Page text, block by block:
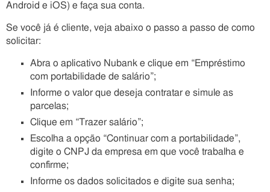
Android e iOS) e faça sua conta.
Se você já é cliente, veja abaixo o passo a passo de como
solicitar:
Abra o aplicativo Nubank e clique em “Empréstimo
com portabilidade de salário”;
Informe o valor que deseja contratar e simule as
parcelas;
Clique em “Trazer salário”;
Escolha a opção “Continuar com a portabilidade”,
digite o CNPJ da empresa em que você trabalha e
confirme;
Informe os dados solicitados e digite sua senha;